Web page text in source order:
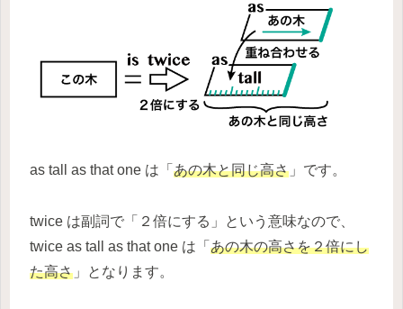
as tall as that one は「 あの木と同じ高さ 」です。
twice は副詞で「２倍にする」という意味なので、
twice as tall as that one は「 あの木の高さを２倍にし
た高さ 」となります。